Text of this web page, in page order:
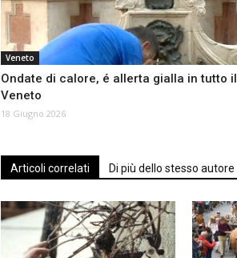
Veneto
Ondate di calore, é allerta gialla in tutto il
Veneto
18 Giugno 2026
Articoli correlati Di più dello stesso autore